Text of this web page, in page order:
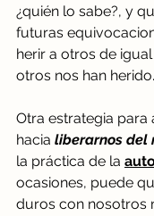
¿quién lo sabe?, y
futuras
herir a otros de
otros nos han
Otra estrategia para
hacia liberarnos del
la práctica de la
ocasiones, puede
duros con nosotros